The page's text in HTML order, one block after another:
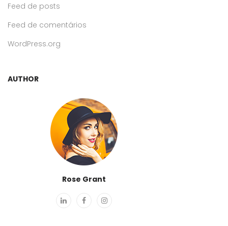
Feed de posts
Feed de comentários
WordPress.org
AUTHOR
Rose Grant